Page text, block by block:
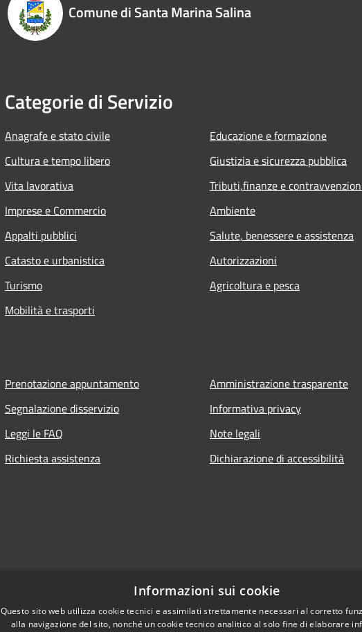
Comune di Santa Marina Salina
Categorie di Servizio
Anagrafe e stato civile
Cultura e tempo libero
Vita lavorativa
Imprese e Commercio
Appalti pubblici
Catasto e urbanistica
Turismo
Mobilità e trasporti
Educazione e formazione
Giustizia e sicurezza pubblica
Tributi,finanze e
Ambiente
Salute, benessere e assistenza
Autorizzazioni
Agricoltura e pesca
Prenotazione appuntamento
Segnalazione disservizio
Leggi le FAQ
Richiesta assistenza
Amministrazione trasparente
Informativa privacy
Note legali
Dichiarazione di accessibilità
Informazioni sui cookie
Questo sito web utilizza cookie tecnici e assimilati strettamente necessari al corretto
alla navigazione del sito, nonché un cookie tecnico analitico al solo fine di elaborare